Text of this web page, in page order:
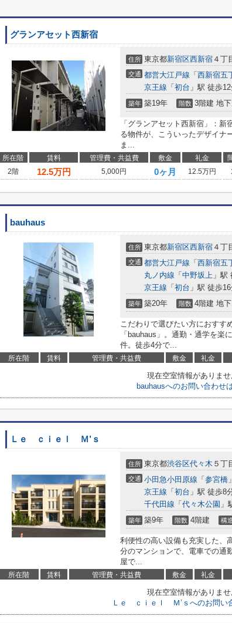
グランアセット西新宿
住所 東京都新宿区西新宿 ４丁
交通 都営大江戸線 「 西新宿五
京王線 「 初台 」駅 徒歩
築年 築19年 階数 3階建 地
「グランアセット西新宿」：
る物件が、こういったデザイナ
ま...
所在階 賃料 管理費・共益費 敷金 礼金
2階
12.5万円 5,000円 0ヶ月 12.5万円
bauhaus
住所 東京都新宿区西新宿 ４丁
交通 都営大江戸線 「 西新宿五
丸ノ内線 「 中野坂上 」駅
京王線 「 初台 」駅 徒歩
築年 築20年 階数 4階建 地
こだわりで選びたい方におすす
「bauhaus」。通勤・通学を楽
件。徒歩4分で...
所在階 賃料 管理費・共益費 敷金 礼金
現在空室情報がありませ
bauhausへのお問い合わせ
Ｌｅ ｃｉｅｌ Ｍ’ｓ
住所 東京都渋谷区代々木 ５丁
交通 小田急小田原線 「 参宮橋
京王線 「 初台 」駅 徒歩8
千代田線 「 代々木公園 」
築年 築9年 階数 4階建 構
利便性の高い設備も充実した、
分のマンションで、電車での通
屋で...
所在階 賃料 管理費・共益費 敷金 礼金
現在空室情報がありませ
Ｌｅ ｃｉｅｌ Ｍ’ｓへのお問い